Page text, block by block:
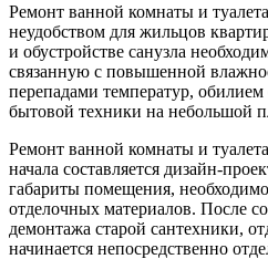
Ремонт ванной комнаты и
неудобством для жильцов
и обустройстве санузла
связанную с повышенной
перепадами температур,
бытовой техники на небольшой
Ремонт ванной комнаты и
начала составляется дизайн-
габариты помещения,
отделочных материалов. После
демонтажа старой сантехники,
начинается непосредственно